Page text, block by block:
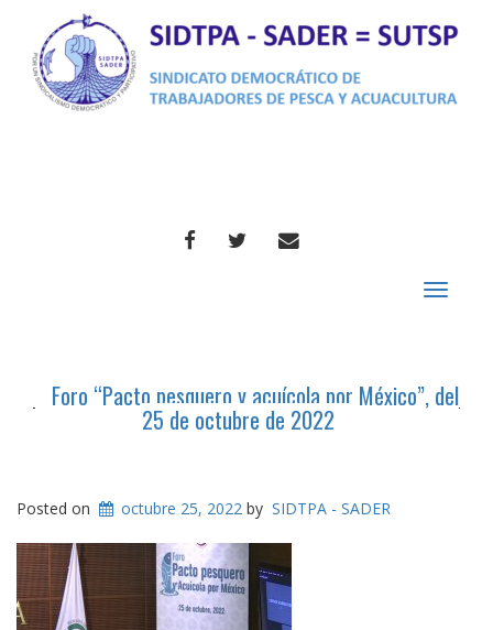
FACEBOOKTWITTERCORREO
Toggle
Foro “Pacto pesquero y acuícola por México”, del
25 de octubre de 2022
Posted on octubre 25, 2022 by SIDTPA - SADER